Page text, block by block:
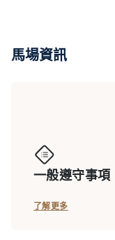
馬場資訊
一般遵守事項
了解更多